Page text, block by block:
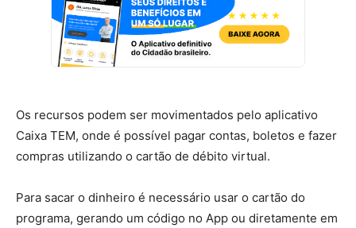
Os recursos podem ser movimentados pelo aplicativo
Caixa TEM, onde é possível pagar contas, boletos e fazer
compras utilizando o cartão de débito virtual.
Para sacar o dinheiro é necessário usar o cartão do
programa, gerando um código no App ou diretamente em